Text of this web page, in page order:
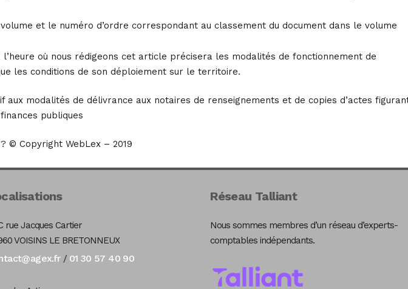
et le numéro d’ordre correspondant au classement du document dans le volume
où nous rédigeons cet article précisera les modalités de fonctionnement de
les conditions de son déploiement sur le territoire.
aux modalités de délivrance aux notaires de renseignements et de copies d’actes
publiques
© Copyright WebLex – 2019
rue Jacques Cartier
VOISINS LE BRETONNEUX
/ 01 30 57 40 90
Réseau Talliant
Nous sommes membres d’un réseau d’experts-
comptables indépendants.